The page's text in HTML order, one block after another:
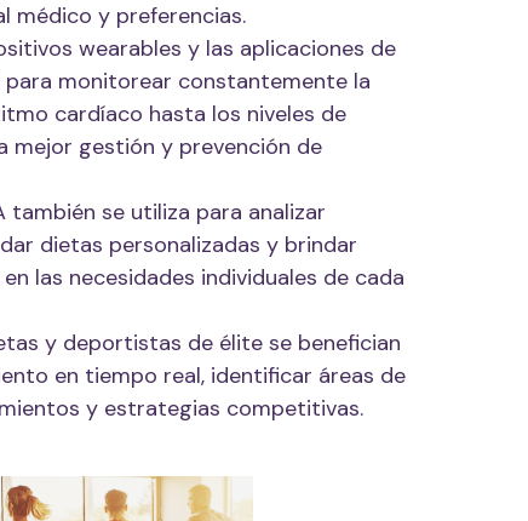
médico y preferencias.
wearables y las aplicaciones de
monitorear constantemente la
cardíaco hasta los niveles de
mejor gestión y prevención de
también se utiliza para analizar
dietas personalizadas y brindar
las necesidades individuales de cada
y deportistas de élite se benefician
en tiempo real, identificar áreas de
y estrategias competitivas.